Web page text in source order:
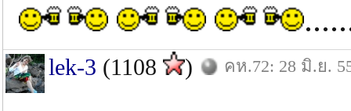
lek-3 (1108 ) คห.72: 28 มิ.ย.